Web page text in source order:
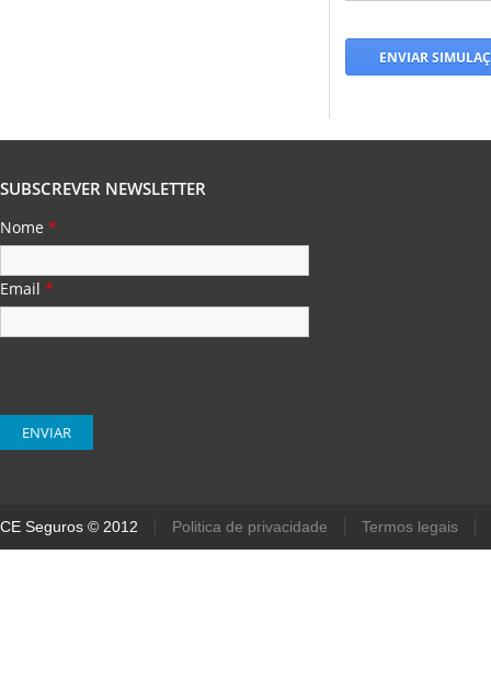
SUBSCREVER NEWSLETTER
Nome *
Email *
CE Seguros © 2012 Politica de privacidade Termos legais